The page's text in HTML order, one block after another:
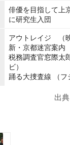
俳優を目指して上
に研究生入団
アウトレイジ （
新・京都迷宮案内
税務調査官窓際太
ビ）
踊る大捜査線 （フ
出